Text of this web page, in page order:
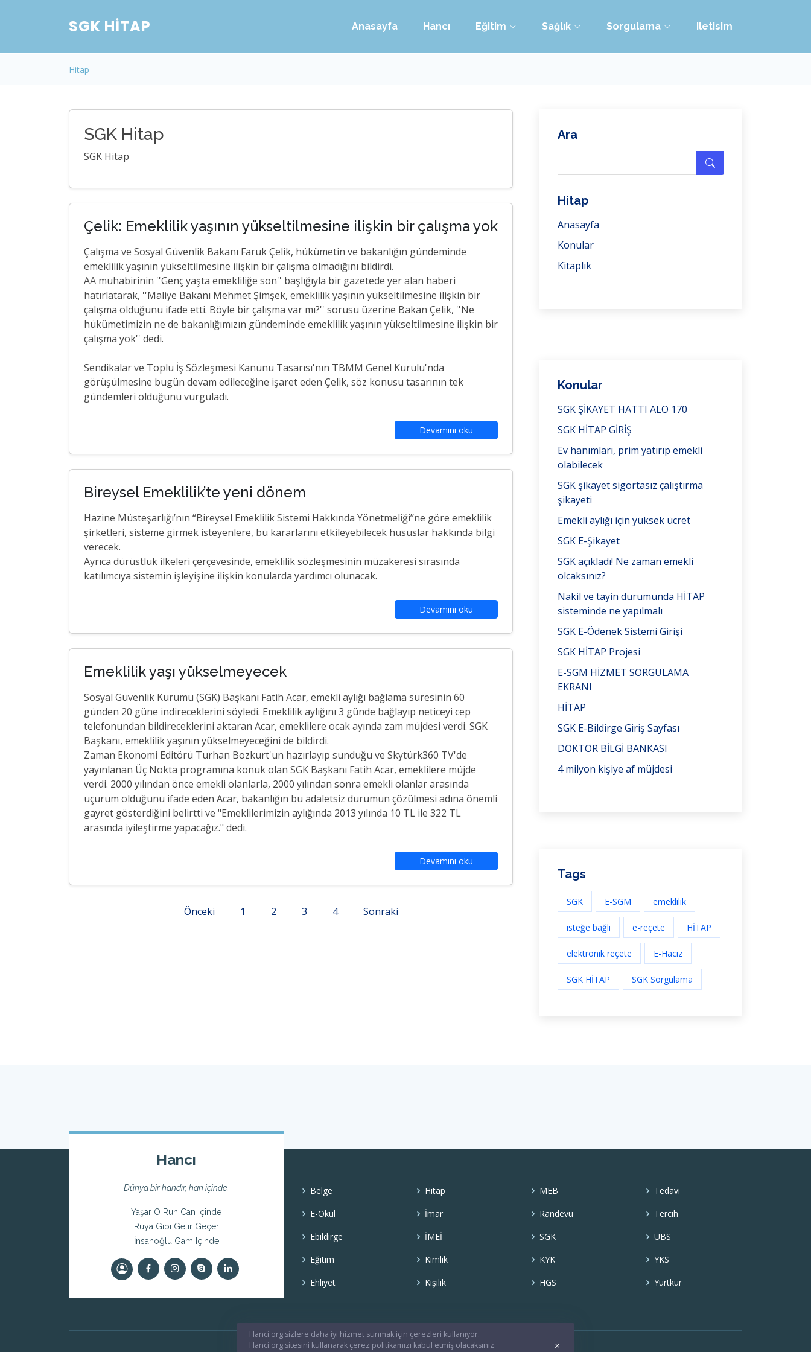
SGK HITAP Anasayfa Hancı Eğitim Sağlık Sorgulama Iletisim
Hitap
SGK Hitap
SGK Hitap
Çelik: Emeklilik yaşının yükseltilmesine ilişkin bir çalışma yok
Çalışma ve Sosyal Güvenlik Bakanı Faruk Çelik, hükümetin ve bakanlığın gündeminde
emeklilik yaşının yükseltilmesine ilişkin bir çalışma olmadığını bildirdi.
AA muhabirinin ''Genç yaşta emekliliğe son'' başlığıyla bir gazetede yer alan haberi
hatırlatarak, ''Maliye Bakanı Mehmet Şimşek, emeklilik yaşının yükseltilmesine ilişkin bir
çalışma olduğunu ifade etti. Böyle bir çalışma var mı?'' sorusu üzerine Bakan Çelik, ''Ne
hükümetimizin ne de bakanlığımızın gündeminde emeklilik yaşının yükseltilmesine ilişkin bir
çalışma yok'' dedi.
Sendikalar ve Toplu İş Sözleşmesi Kanunu Tasarısı'nın TBMM Genel Kurulu'nda
görüşülmesine bugün devam edileceğine işaret eden Çelik, söz konusu tasarının tek
gündemleri olduğunu vurguladı.
Devamını oku
Bireysel Emeklilik’te yeni dönem
Hazine Müsteşarlığı’nın “Bireysel Emeklilik Sistemi Hakkında Yönetmeliği’’ne göre emeklilik
şirketleri, sisteme girmek isteyenlere, bu kararlarını etkileyebilecek hususlar hakkında bilgi
verecek.
Ayrıca dürüstlük ilkeleri çerçevesinde, emeklilik sözleşmesinin müzakeresi sırasında
katılımcıya sistemin işleyişine ilişkin konularda yardımcı olunacak.
Devamını oku
Emeklilik yaşı yükselmeyecek
Sosyal Güvenlik Kurumu (SGK) Başkanı Fatih Acar, emekli aylığı bağlama süresinin 60
günden 20 güne indireceklerini söyledi. Emeklilik aylığını 3 günde bağlayıp neticeyi cep
telefonundan bildireceklerini aktaran Acar, emeklilere ocak ayında zam müjdesi verdi. SGK
Başkanı, emeklilik yaşının yükselmeyeceğini de bildirdi.
Zaman Ekonomi Editörü Turhan Bozkurt'un hazırlayıp sunduğu ve Skytürk360 TV'de
yayınlanan Üç Nokta programına konuk olan SGK Başkanı Fatih Acar, emeklilere müjde
verdi. 2000 yılından önce emekli olanlarla, 2000 yılından sonra emekli olanlar arasında
uçurum olduğunu ifade eden Acar, bakanlığın bu adaletsiz durumun çözülmesi adına önemli
gayret gösterdiğini belirtti ve "Emeklilerimizin aylığında 2013 yılında 10 TL ile 322 TL
arasında iyileştirme yapacağız." dedi.
Devamını oku
Önceki 1 2 3 4 Sonraki
Ara
Hitap
Anasayfa
Konular
Kitaplık
Konular
SGK ŞİKAYET HATTI ALO 170
SGK HİTAP GİRİŞ
Ev hanımları, prim yatırıp emekli
olabilecek
SGK şikayet sigortasız çalıştırma
şikayeti
Emekli aylığı için yüksek ücret
SGK E-Şikayet
SGK açıkladı! Ne zaman emekli
olcaksınız?
Nakil ve tayin durumunda HİTAP
sisteminde ne yapılmalı
SGK E-Ödenek Sistemi Girişi
SGK HİTAP Projesi
E-SGM HİZMET SORGULAMA
EKRANI
HİTAP
SGK E-Bildirge Giriş Sayfası
DOKTOR BİLGİ BANKASI
4 milyon kişiye af müjdesi
Tags
SGK E-SGM emeklilik
isteğe bağlı e-reçete HİTAP
elektronik reçete E-Haciz
SGK HİTAP SGK Sorgulama
Hancı
Dünya bir handır, han içinde.
Yaşar O Ruh Can Içinde
Rüya Gibi Gelir Geçer
İnsanoğlu Gam Içinde
Belge
E-Okul
Ebildirge
Eğitim
Ehliyet
Hitap
İmar
İMEİ
Kimlik
Kişilik
MEB
Randevu
SGK
KYK
HGS
Tedavi
Tercih
UBS
YKS
Yurtkur
Hanci.org sizlere daha iyi hizmet sunmak için çerezleri kullanıyor.
Hanci.org sitesini kullanarak çerez politikamızı kabul etmiş olacaksınız.